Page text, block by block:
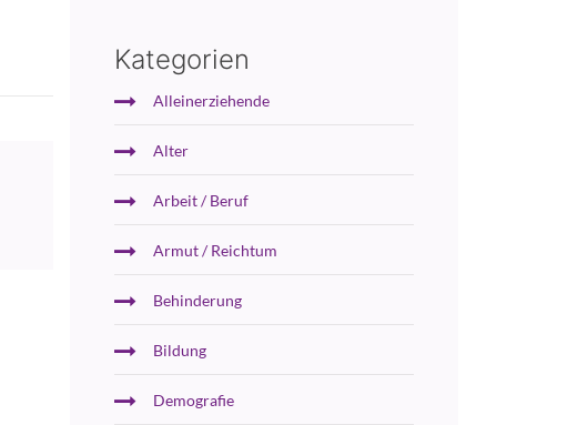
Kategorien
Alleinerziehende
Alter
Arbeit / Beruf
Armut / Reichtum
Behinderung
Bildung
Demografie